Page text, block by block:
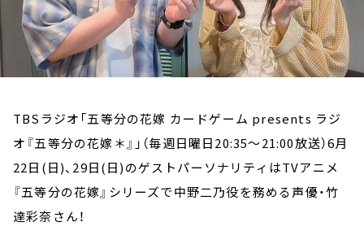
TBSラジオ「五等分の花嫁 カードゲーム presents ラジ
オ『五等分の花嫁＊』」（毎週日曜日20:35～21:00放送）6月
22日(日)、29日(日)のゲストパーソナリティはTVアニメ
『五等分の花嫁』シリーズで中野二乃役を務める声優・竹
達彩奈さん！